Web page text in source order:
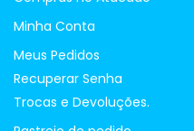
Minha Conta
Meus Pedidos
Recuperar Senha
Trocas e Devoluções.